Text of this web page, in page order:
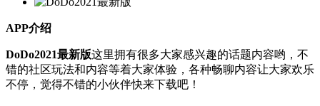
APP介绍
DoDo2021最新版这里拥有很多大家感兴趣的话题内容哟，不
错的社区玩法和内容等着大家体验，各种畅聊内容让大家欢乐
不停，觉得不错的小伙伴快来下载吧！